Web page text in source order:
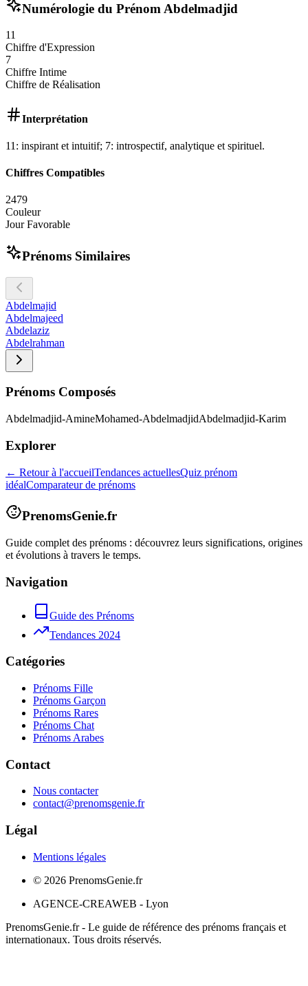
Numérologie du Prénom Abdelmadjid
11
Chiffre d'Expression
7
Chiffre Intime
Chiffre de Réalisation
Interprétation
11: inspirant et intuitif; 7: introspectif, analytique et spirituel.
Chiffres Compatibles
2479
Couleur
Jour Favorable
Prénoms Similaires
Abdelmajid
Abdelmajeed
Abdelaziz
Abdelrahman
Prénoms Composés
Abdelmadjid-AmineMohamed-AbdelmadjidAbdelmadjid-Karim
Explorer
← Retour à l'accueilTendances actuellesQuiz prénom
idéalComparateur de prénoms
PrenomsGenie.fr
Guide complet des prénoms : découvrez leurs significations, origines
et évolutions à travers le temps.
Navigation
Guide des Prénoms
Tendances 2024
Catégories
Prénoms Fille
Prénoms Garçon
Prénoms Rares
Prénoms Chat
Prénoms Arabes
Contact
Nous contacter
contact@prenomsgenie.fr
Légal
Mentions légales
© 2026 PrenomsGenie.fr
AGENCE-CREAWEB - Lyon
PrenomsGenie.fr - Le guide de référence des prénoms français et
internationaux. Tous droits réservés.